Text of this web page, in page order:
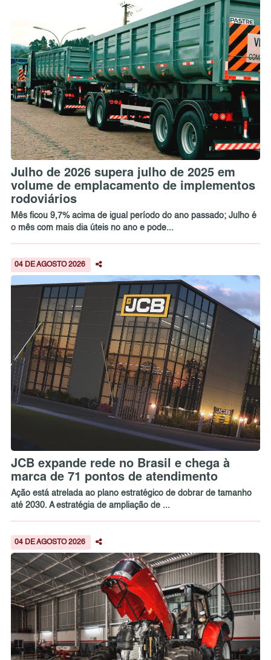
Julho de 2026 supera julho de 2025 em
volume de emplacamento de implementos
rodoviários
Mês ficou 9,7% acima de igual período do ano passado; Julho é
o mês com mais dia úteis no ano e pode...
04 DE AGOSTO 2026
JCB expande rede no Brasil e chega à
marca de 71 pontos de atendimento
Ação está atrelada ao plano estratégico de dobrar de tamanho
até 2030. A estratégia de ampliação de ...
04 DE AGOSTO 2026